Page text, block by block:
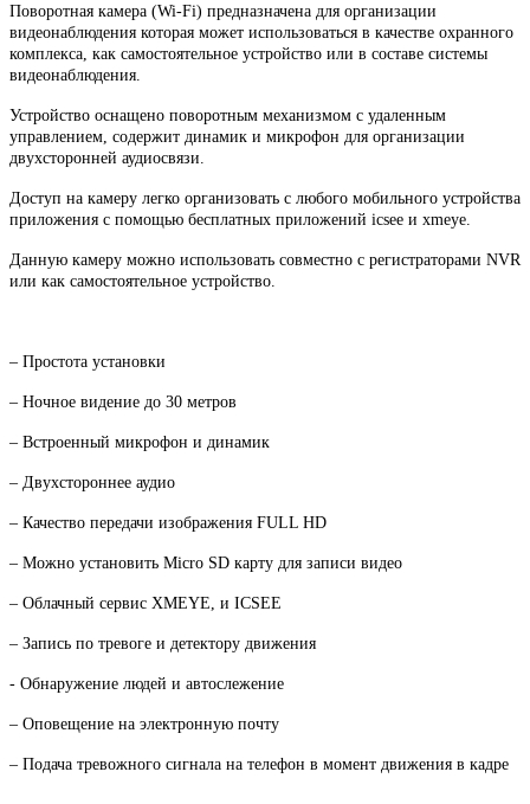
Поворотная камера (Wi-Fi) предназначена для организации
видеонаблюдения которая может использоваться в качестве охранного
комплекса, как самостоятельное устройство или в составе системы
видеонаблюдения.
Устройство оснащено поворотным механизмом с удаленным
управлением, содержит динамик и микрофон для организации
двухсторонней аудиосвязи.
Доступ на камеру легко организовать с любого мобильного устройства
приложения с помощью бесплатных приложений icsee и xmeye.
Данную камеру можно использовать совместно с регистраторами NVR
или как самостоятельное устройство.
– Простота установки
– Ночное видение до 30 метров
– Встроенный микрофон и динамик
– Двухстороннее аудио
– Качество передачи изображения FULL HD
– Можно установить Micro SD карту для записи видео
– Облачный сервис XMEYE, и ICSEE
– Запись по тревоге и детектору движения
- Обнаружение людей и автослежение
– Оповещение на электронную почту
– Подача тревожного сигнала на телефон в момент движения в кадре